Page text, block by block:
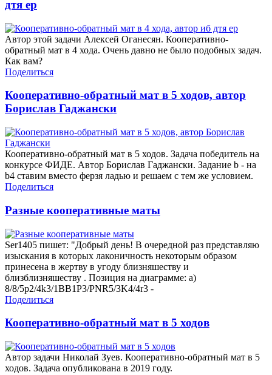
дтя ер
Автор этой задачи Алексей Оганесян. Кооперативно-
обратный мат в 4 хода. Очень давно не было подобных задач.
Как вам?
Поделиться
Кооперативно-обратный мат в 5 ходов, автор
Борислав Гаджански
Кооперативно-обратный мат в 5 ходов. Задача победитель на
конкурсе ФИДЕ. Автор Борислав Гаджански. Задание b - на
b4 ставим вместо ферзя ладью и решаем с тем же условием.
Поделиться
Разные кооперативные маты
Ser1405 пишет: "Добрый день! В очередной раз представляю
изыскания в которых лаконичность некоторым образом
принесена в жертву в угоду близняшеству и
близблизняшеству . Позиция на диаграмме: а)
8/8/5p2/4k3/1BB1P3/PNR5/3K4/4r3 -
Поделиться
Кооперативно-обратный мат в 5 ходов
Автор задачи Николай Зуев. Кооперативно-обратный мат в 5
ходов. Задача опубликована в 2019 году.